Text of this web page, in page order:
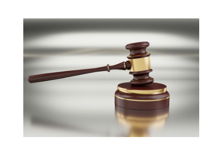
ekspertise inden for forskellige retsområd...